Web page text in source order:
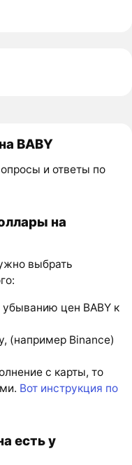
BABY
и ответы по
на
выбрать
цен BABY к
(например Binance)
с карты, то
Вот инструкция по
есть у